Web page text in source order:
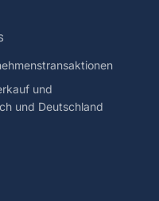
und
und Deutschland